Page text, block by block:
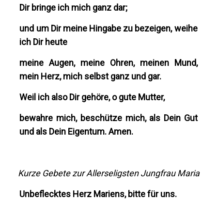
Dir bringe ich mich ganz dar;
und um Dir meine Hingabe zu bezeigen, weihe
ich Dir heute
meine Augen, meine Ohren, meinen Mund,
mein Herz, mich selbst ganz und gar.
Weil ich also Dir gehöre, o gute Mutter,
bewahre mich, beschütze mich, als Dein Gut
und als Dein Eigentum. Amen.
Kurze Gebete zur Allerseligsten Jungfrau Maria
Unbeflecktes Herz Mariens, bitte für uns.